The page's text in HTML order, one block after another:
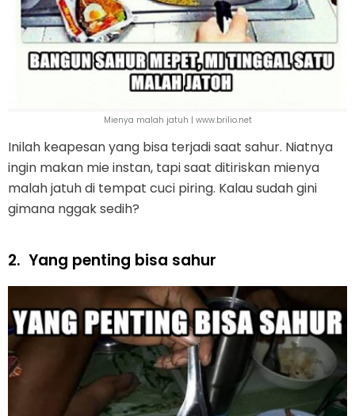
Mienya malah jatuh | www.brilio.net
Inilah keapesan yang bisa terjadi saat sahur. Niatnya
ingin makan mie instan, tapi saat ditiriskan mienya
malah jatuh di tempat cuci piring. Kalau sudah gini
gimana nggak sedih?
2. Yang penting bisa sahur